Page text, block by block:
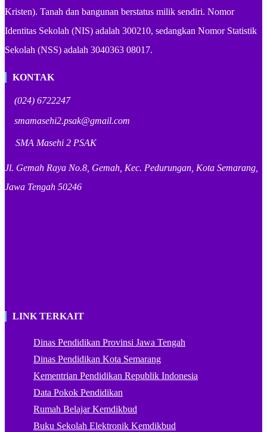
Kristen). Tanah dan bangunan berstatus milik sendiri. Nomor
Identitas Sekolah (NIS) adalah 300210, sedangkan Nomor Statistik
Sekolah (NSS) adalah 3040363 08017.
KONTAK
(024) 6722247
smamasehi2.psak@gmail.com
SMA Masehi 2 PSAK
Jl. Gemah Raya No.8, Gemah, Kec. Pedurungan, Kota Semarang,
Jawa Tengah 50246
LINK TERKAIT
Dinas Pendidikan Provinsi Jawa Tengah
Dinas Pendidikan Kota Semarang
Kementrian Pendidikan Republik Indonesia
Data Pokok Pendidikan
Rumah Belajar Kemdikbud
Buku Sekolah Elektronik Kemdikbud